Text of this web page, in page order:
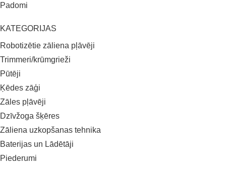
KATEGORIJAS
Robotizētie zāliena pļāvēji
Trimmeri/krūmgrieži
Pūtēji
Ķēdes zāģi
Zāles pļāvēji
Dzīvžoga šķēres
Zāliena uzkopšanas tehnika
Baterijas un Lādētāji
Piederumi
Padomi